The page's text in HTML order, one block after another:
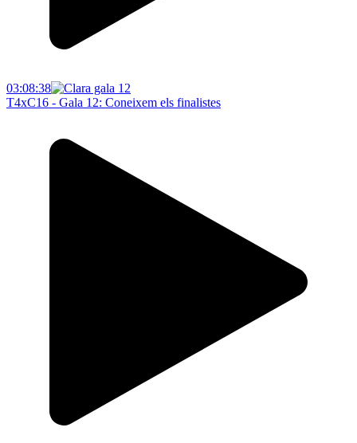
03:08:38
T4xC16 - Gala 12: Coneixem els finalistes